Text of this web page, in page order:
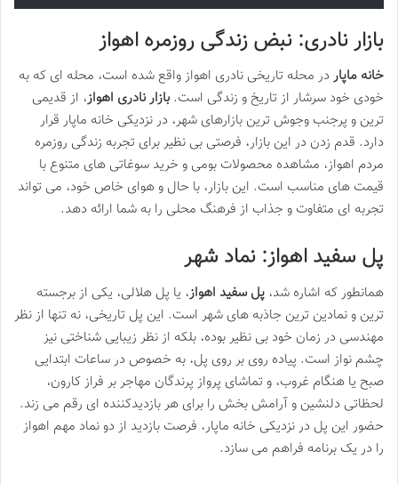
بازار نادری: نبض زندگی روزمره اهواز
خانه ماپاردر محله تاریخی نادری اهواز واقع شده است، محله ای که به
خودی خود سرشار از تاریخ و زندگی است. بازار نادری اهواز، از قدیمی
ترین و پرجنب وجوش ترین بازارهای شهر، در نزدیکی خانه ماپار قرار
دارد. قدم زدن در این بازار، فرصتی بی نظیر برای تجربه زندگی روزمره
مردم اهواز، مشاهده محصولات بومی و خرید سوغاتی های متنوع با
قیمت های مناسب است. این بازار، با حال و هوای خاص خود، می تواند
تجربه ای متفاوت و جذاب از فرهنگ محلی را به شما ارائه دهد.
پل سفید اهواز: نماد شهر
همانطور که اشاره شد، پل سفید اهواز، یا پل هلالی، یکی از برجسته
ترین و نمادین ترین جاذبه های شهر است. این پل تاریخی، نه تنها از نظر
مهندسی در زمان خود بی نظیر بوده، بلکه از نظر زیبایی شناختی نیز
چشم نواز است. پیاده روی بر روی پل، به خصوص در ساعات ابتدایی
صبح یا هنگام غروب، و تماشای پرواز پرندگان مهاجر بر فراز کارون،
لحظاتی دلنشین و آرامش بخش را برای هر بازدیدکننده ای رقم می زند.
حضور این پل در نزدیکی خانه ماپار، فرصت بازدید از دو نماد مهم اهواز
را در یک برنامه فراهم می سازد.